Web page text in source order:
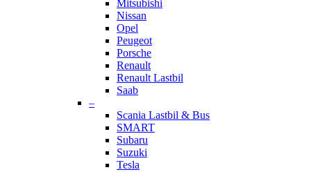
Mitsubishi
Nissan
Opel
Peugeot
Porsche
Renault
Renault Lastbil
Saab
–
Scania Lastbil & Bus
SMART
Subaru
Suzuki
Tesla